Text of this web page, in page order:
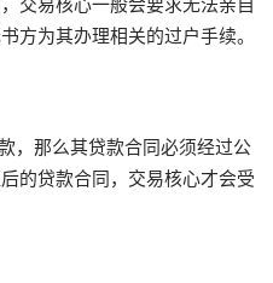
方为其办理相关的过户手续。
那么其贷款合同必须经过公
的贷款合同，交易核心才会受